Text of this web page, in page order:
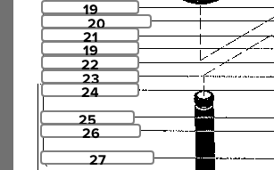
19
19
20
21
22
23
24
25
26
27